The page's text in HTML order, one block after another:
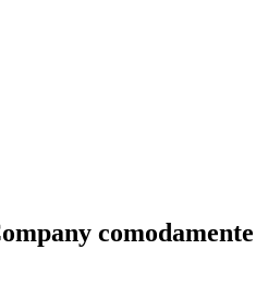
comodamente